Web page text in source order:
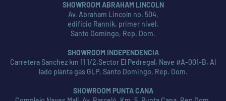
SHOWROOM ABRAHAM LINCOLN
Av. Abraham Lincoln no. 504,
edificio Rannik, primer nivel,
Santo Domingo, Rep. Dom.
SHOWROOM INDEPENDENCIA
Carretera Sanchez km 11 1/2,Sector El Pedregal, Nave #A-001-B, Al
lado planta gas GLP, Santo Domingo, Rep. Dom.
SHOWROOM PUNTA CANA